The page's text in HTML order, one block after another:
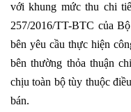
với khung mức thu chi
257/2016/TT-BTC của
bên yêu cầu thực hiện
bên thường thỏa thuận
chịu toàn bộ tùy thuộc
bán.